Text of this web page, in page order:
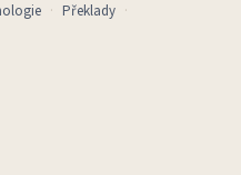
Překlady